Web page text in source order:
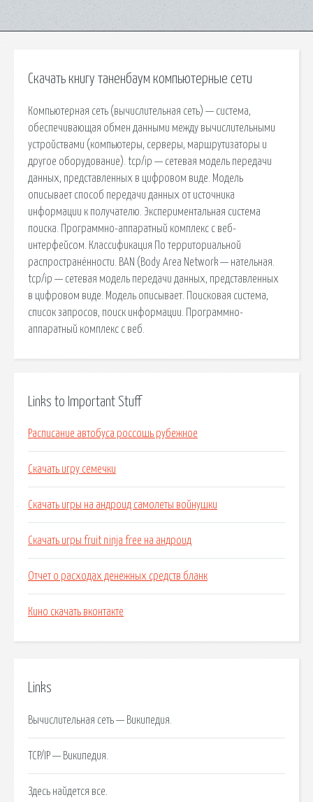
Скачать книгу таненбаум компьютерные сети
Компьютерная сеть (вычислительная сеть) — система,
обеспечивающая обмен данными между вычислительными
устройствами (компьютеры, серверы, маршрутизаторы и
другое оборудование). tcp/ip — сетевая модель передачи
данных, представленных в цифровом виде. Модель
описывает способ передачи данных от источника
информации к получателю. Экспериментальная система
поиска. Программно-аппаратный комплекс с веб-
интерфейсом. Классификация По территориальной
распространённости. BAN (Body Area Network — нательная.
tcp/ip — сетевая модель передачи данных, представленных
в цифровом виде. Модель описывает. Поисковая сиcтема,
список запросов, поиск информации. Программно-
аппаратный комплекс с веб.
Links to Important Stuff
Расписание автобуса россошь рубежное
Скачать игру семечки
Скачать игры на андроид самолеты войнушки
Скачать игры fruit ninja free на андроид
Отчет о расходах денежных средств бланк
Кино скачать вконтакте
Links
Вычислительная сеть — Википедия.
TCP/IP — Википедия.
Здесь найдется все.